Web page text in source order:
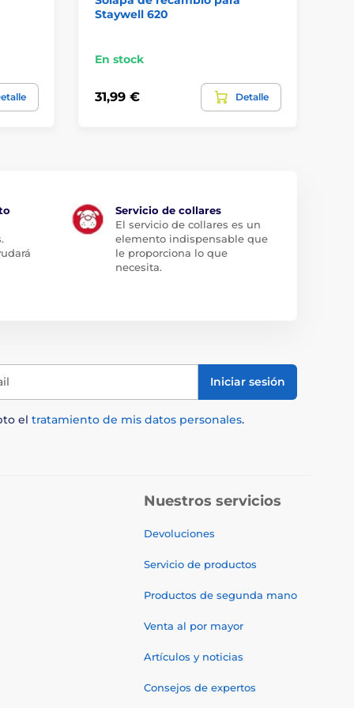
Staywell 620
En stock
31,99 € Detalle
Servicio de collares
El servicio de collares es un
elemento indispensable que
le proporciona lo que
necesita.
Iniciar sesión
el tratamiento de mis datos personales.
Nuestros servicios
Devoluciones
Servicio de productos
Productos de segunda mano
Venta al por mayor
Artículos y noticias
Consejos de expertos